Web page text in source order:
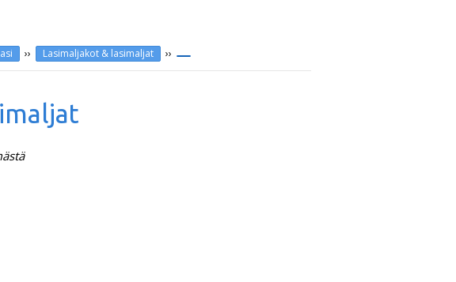
›› Lasimaljakot & lasimaljat ››